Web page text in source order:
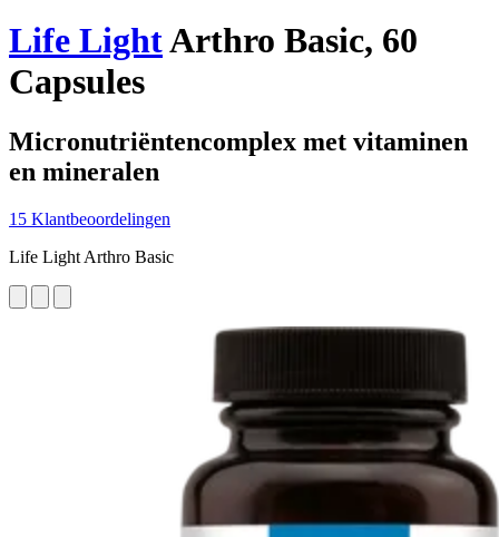
Life LightArthro Basic, 60
Capsules
Micronutriëntencomplex met vitaminen
en mineralen
15 Klantbeoordelingen
Life Light Arthro Basic